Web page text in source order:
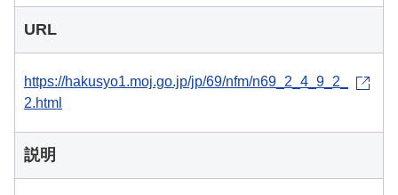
URL
https://hakusyo1.moj.go.jp/jp/69/nfm/n69_2_4_9_2_
2.html
説明